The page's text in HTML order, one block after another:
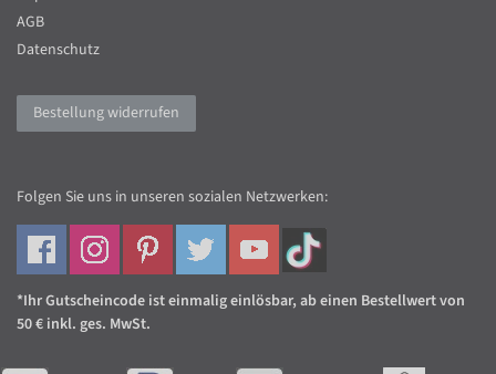
AGB
Datenschutz
Bestellung widerrufen
Folgen Sie uns in unseren sozialen Netzwerken:
*Ihr Gutscheincode ist einmalig einlösbar, ab einen Bestellwert von
50 € inkl. ges. MwSt.